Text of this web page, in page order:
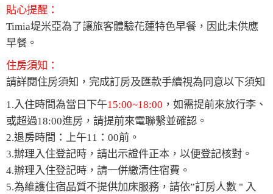
貼心提醒：
Timia堤米亞為了讓旅客體驗花蓮特色早餐，因此未供應
早餐。
住房須知：
請詳閱住房須知，完成訂房及匯款手續視為同意以下須知
1.入住時間為當日下午15:00~18:00 ，如需提前來放行李、
或超過18:00進房，請提前來電聯繫並確認。
2.退房時間：上午11：00前。
3.辦理入住登記時，請出示證件正本，以便登記核對。
4.辦理入住登記時，請一併繳清住宿費。
5.為維護住宿品質不提供加床服務，請依”訂房人數 " 入